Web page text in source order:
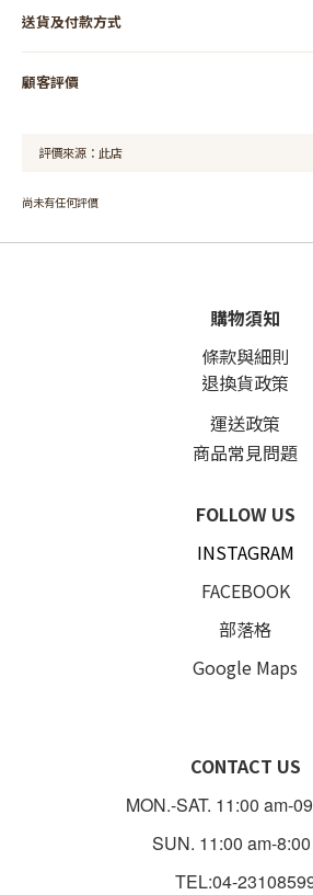
送貨及付款方式
顧客評價
尚未有任何評價
購物須知
條款與細則
退換貨政策
運送政策
商品常見問題
FOLLOW US
INSTAGRAM
FACEBOOK
部落格
Google Maps
CONTACT US
MON.-SAT. 11:00 am-
SUN. 11:00 am-
TEL:04-